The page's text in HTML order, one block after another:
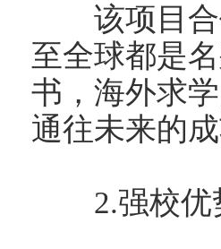
该项目合
至全球都是
书，海外求
通往未来的
2.强校优